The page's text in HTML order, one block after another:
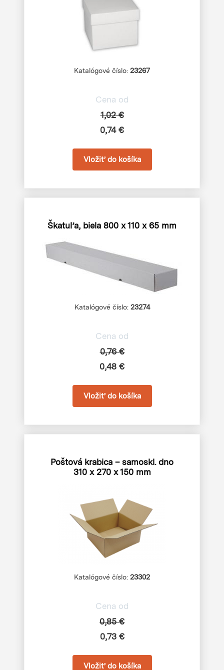
Katalógové číslo: 23267
Cena od
1,02 €
0,74 €
Škatuľa, biela 800 x 110 x 65 mm
Katalógové číslo: 23274
Cena od
0,76 €
0,48 €
Poštová krabica – samoskl. dno
310 x 270 x 150 mm
Katalógové číslo: 23302
Cena od
0,85 €
0,73 €